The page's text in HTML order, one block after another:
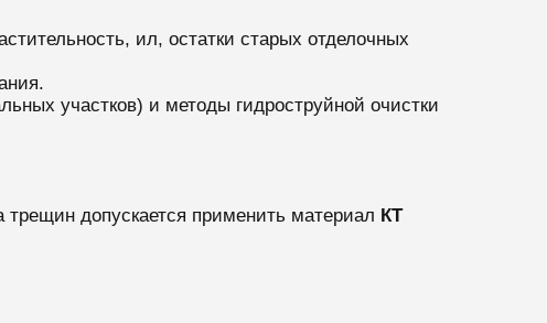
ил, остатки старых отделочных
участков) и методы гидроструйной очистки
допускается применить материал КТ